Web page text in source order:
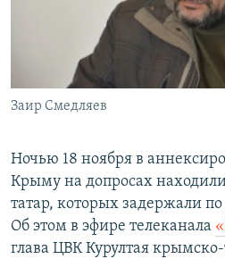
ПОБЕДИТЕЛЕЙ НЕ СУДЯТ?
КРЫМ.НЕПОКОРЕННЫЙ
УКРАИНСКАЯ ПРОБЛЕМА КРЫМА
ПРИСОЕДИНЯЙТЕСЬ!
Заир Смедляев
Ночью 18 ноября в
Крыму на допросах
татар, которых задержали
Об этом в эфире телеканала
глава ЦВК Курултая